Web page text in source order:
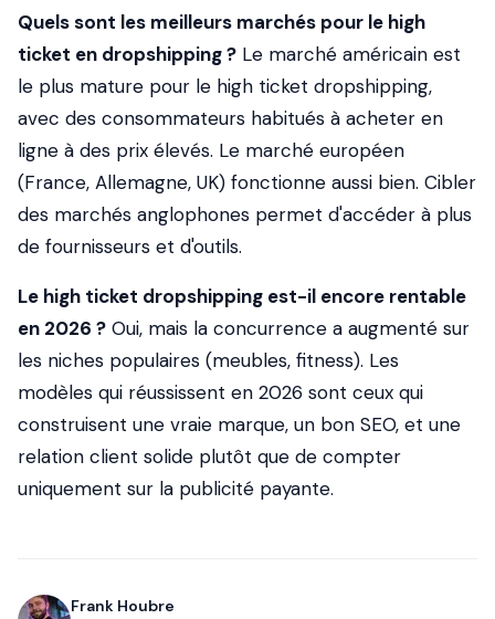
Quels sont les meilleurs marchés pour le high
ticket en dropshipping ? Le marché américain est
le plus mature pour le high ticket dropshipping,
avec des consommateurs habitués à acheter en
ligne à des prix élevés. Le marché européen
(France, Allemagne, UK) fonctionne aussi bien. Cibler
des marchés anglophones permet d'accéder à plus
de fournisseurs et d'outils.
Le high ticket dropshipping est-il encore rentable
en 2026 ? Oui, mais la concurrence a augmenté sur
les niches populaires (meubles, fitness). Les
modèles qui réussissent en 2026 sont ceux qui
construisent une vraie marque, un bon SEO, et une
relation client solide plutôt que de compter
uniquement sur la publicité payante.
Frank Houbre